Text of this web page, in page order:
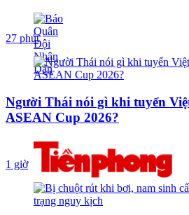
27 phút
Người Thái nói gì khi tuyển
ASEAN Cup 2026?
1 giờ